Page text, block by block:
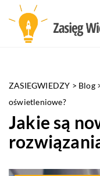
ZASIEGWIEDZY > Blog
oświetleniowe?
Jakie są